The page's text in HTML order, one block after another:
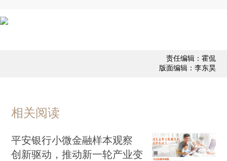
责任编辑：霍侃
版面编辑：李东昊
相关阅读
平安银行小微金融样本观察
创新驱动，推动新一轮产业变